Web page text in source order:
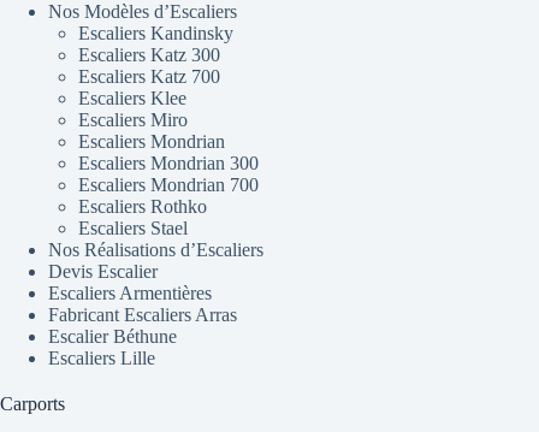
Nos Modèles d’Escaliers
Escaliers Kandinsky
Escaliers Katz 300
Escaliers Katz 700
Escaliers Klee
Escaliers Miro
Escaliers Mondrian
Escaliers Mondrian 300
Escaliers Mondrian 700
Escaliers Rothko
Escaliers Stael
Nos Réalisations d’Escaliers
Devis Escalier
Escaliers Armentières
Fabricant Escaliers Arras
Escalier Béthune
Escaliers Lille
Carports